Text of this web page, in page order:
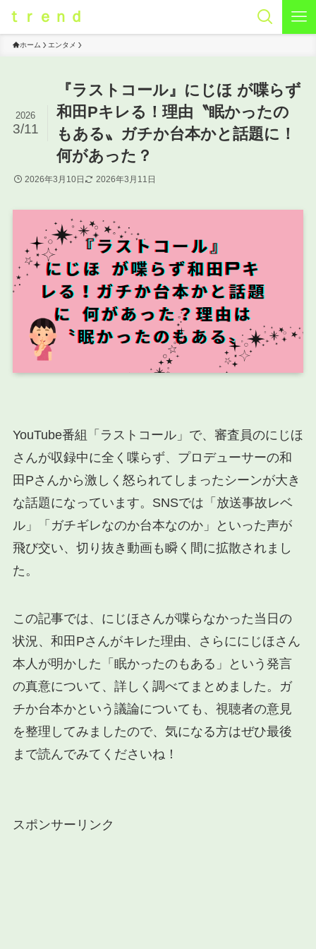
ｔｒｅｎｄ
ホーム エンタメ
『ラストコール』にじほ が喋らず
和田Pキレる！理由〝眠かったの
もある〟ガチか台本かと話題に！
何があった？
2026
3/11
2026年3月10日 2026年3月11日
YouTube番組「ラストコール」で、審査員のにじほ
さんが収録中に全く喋らず、プロデューサーの和
田Pさんから激しく怒られてしまったシーンが大き
な話題になっています。SNSでは「放送事故レベ
ル」「ガチギレなのか台本なのか」といった声が
飛び交い、切り抜き動画も瞬く間に拡散されまし
た。
この記事では、にじほさんが喋らなかった当日の
状況、和田Pさんがキレた理由、さらににじほさん
本人が明かした「眠かったのもある」という発言
の真意について、詳しく調べてまとめました。ガ
チか台本かという議論についても、視聴者の意見
を整理してみましたので、気になる方はぜひ最後
まで読んでみてくださいね！
スポンサーリンク